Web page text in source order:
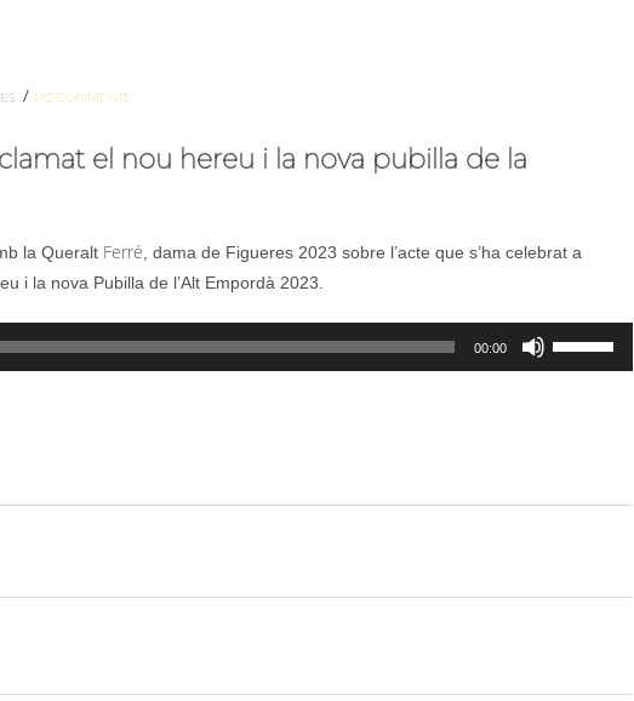
/ NO COMMENTS
el nou hereu i la nova pubilla de la
la Queralt Ferré , dama de Figueres 2023 sobre l’acte que s’ha celebrat a
i la nova Pubilla de l’Alt Empordà 2023.
00:00
amunt/cap
el